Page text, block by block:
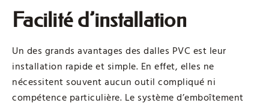
Facilité d’installation
Un des grands avantages des dalles PVC est leur
installation rapide et simple. En effet, elles ne
nécessitent souvent aucun outil compliqué ni
compétence particulière. Le système d’emboîtement